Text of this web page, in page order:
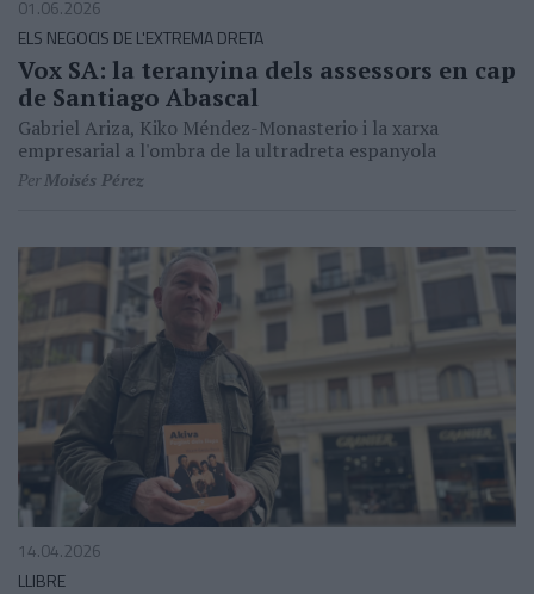
01.06.2026
ELS NEGOCIS DE L'EXTREMA DRETA
Vox SA: la teranyina dels assessors en cap
de Santiago Abascal
Gabriel Ariza, Kiko Méndez-Monasterio i la xarxa
empresarial a l'ombra de la ultradreta espanyola
PerMoisés Pérez
14.04.2026
LLIBRE